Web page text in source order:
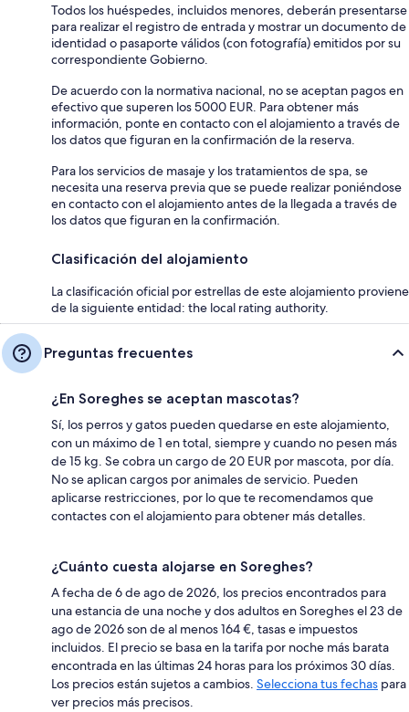
Todos los huéspedes, incluidos menores, deberán presentarse
para realizar el registro de entrada y mostrar un documento de
identidad o pasaporte válidos (con fotografía) emitidos por su
correspondiente Gobierno.
De acuerdo con la normativa nacional, no se aceptan pagos en
efectivo que superen los 5000 EUR. Para obtener más
información, ponte en contacto con el alojamiento a través de
los datos que figuran en la confirmación de la reserva.
Para los servicios de masaje y los tratamientos de spa, se
necesita una reserva previa que se puede realizar poniéndose
en contacto con el alojamiento antes de la llegada a través de
los datos que figuran en la confirmación.
Clasificación del alojamiento
La clasificación oficial por estrellas de este alojamiento proviene
de la siguiente entidad: the local rating authority.
Preguntas frecuentes
¿En Soreghes se aceptan mascotas?
Sí, los perros y gatos pueden quedarse en este alojamiento,
con un máximo de 1 en total, siempre y cuando no pesen más
de 15 kg. Se cobra un cargo de 20 EUR por mascota, por día.
No se aplican cargos por animales de servicio. Pueden
aplicarse restricciones, por lo que te recomendamos que
contactes con el alojamiento para obtener más detalles.
¿Cuánto cuesta alojarse en Soreghes?
A fecha de 6 de ago de 2026, los precios encontrados para
una estancia de una noche y dos adultos en Soreghes el 23 de
ago de 2026 son de al menos 164 €, tasas e impuestos
incluidos. El precio se basa en la tarifa por noche más barata
encontrada en las últimas 24 horas para los próximos 30 días.
Los precios están sujetos a cambios. Selecciona tus fechas para
ver precios más precisos.